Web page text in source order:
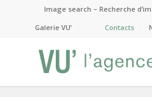
Image search – Recherche
Galerie VU’
Contacts